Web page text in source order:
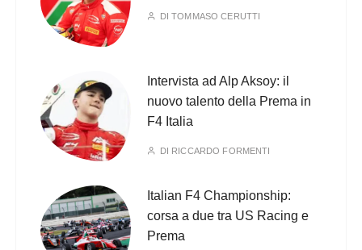
DITOMMASO CERUTTI
Intervista ad Alp Aksoy: il
nuovo talento della Prema in
F4 Italia
DI RICCARDO FORMENTI
Italian F4 Championship:
corsa a due tra US Racing e
Prema